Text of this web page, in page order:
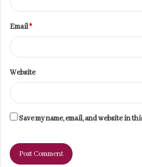
Email*
Website
Save my name, email, and website in